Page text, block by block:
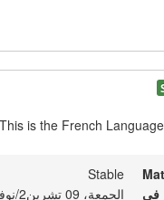
This is the French
Stable
في
الجمعة، 09 تشرين2/نوفمبر 2012 23:00